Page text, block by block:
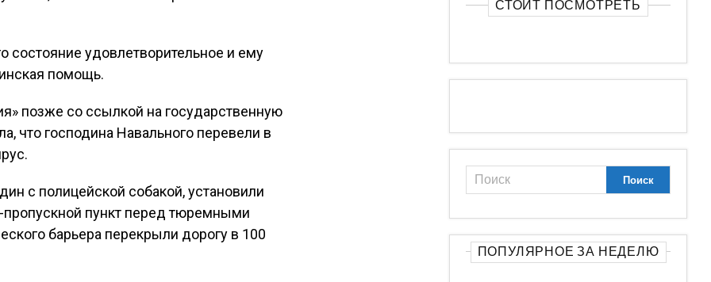
состояние удовлетворительное и ему
помощь.
позже со ссылкой на государственную
что господина Навального перевели в
с полицейской собакой, установили
пункт перед тюремными
барьера перекрыли дорогу в 100
СТОИТ ПОСМОТРЕТЬ
ПОПУЛЯРНОЕ ЗА НЕДЕЛЮ